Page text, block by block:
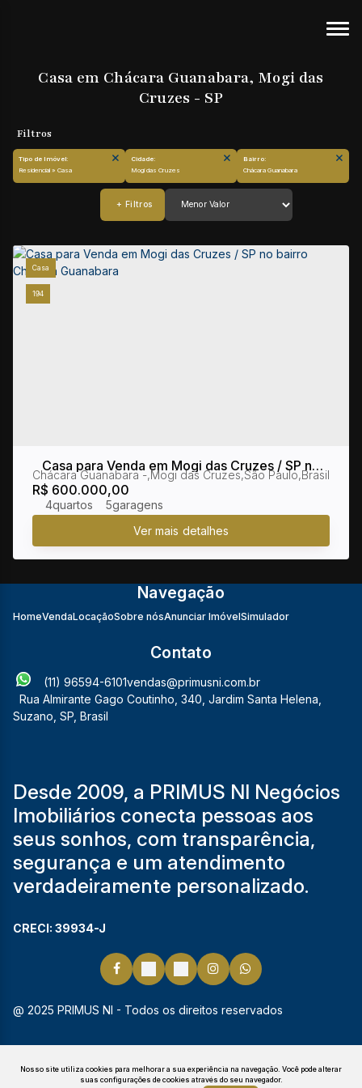
Nosso site utiliza cookies para melhorar a sua experiência na navegação. Você pode alterar
suas configurações de cookies através do seu navegador.
Casa em Chácara Guanabara, Mogi das
Cruzes - SP
Mogi das Cruzes
Chácara Guanabara
194
Casa
Casa para Venda em Mogi das Cruzes / SP no
bairro Chácara Guanabara
R$ 600.000,00
Chácara Guanabara ,Mogi das Cruzes,São Paulo,Brasil
4 5
Navegação
HomeVendaLocaçãoSobre nósAnunciar ImóvelSimulador
Contato
(11) 96594-6101vendas@primusni.com.br
Rua Almirante Gago Coutinho 340 Jardim Santa Helena
Suzano SP Brasil
Desde 2009, a PRIMUS NI Negócios
Imobiliários conecta pessoas aos
seus sonhos, com transparência,
segurança e um atendimento
verdadeiramente personalizado.
CRECI: 39934-J
@ 2025 PRIMUS NI - Todos os direitos reservados